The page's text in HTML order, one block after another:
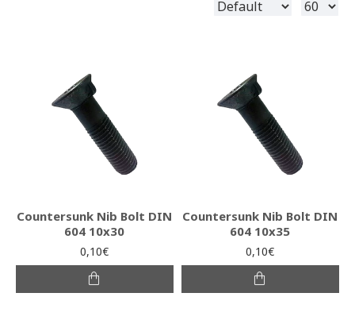
Countersunk Nib Bolt DIN
604 10x30
0,10€
Countersunk Nib Bolt DIN
604 10x35
0,10€